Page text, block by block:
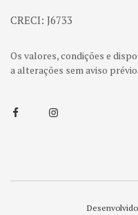
CRECI: J6733
Os valores, condições e
a alterações sem aviso prévio.
FacebookInstagram